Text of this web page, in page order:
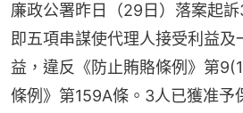
廉政公署昨日（29日）落案起訴
即五項串謀使代理人接受利益及
益，違反《防止賄賂條例》第
條例》第159A條。3人已獲准予